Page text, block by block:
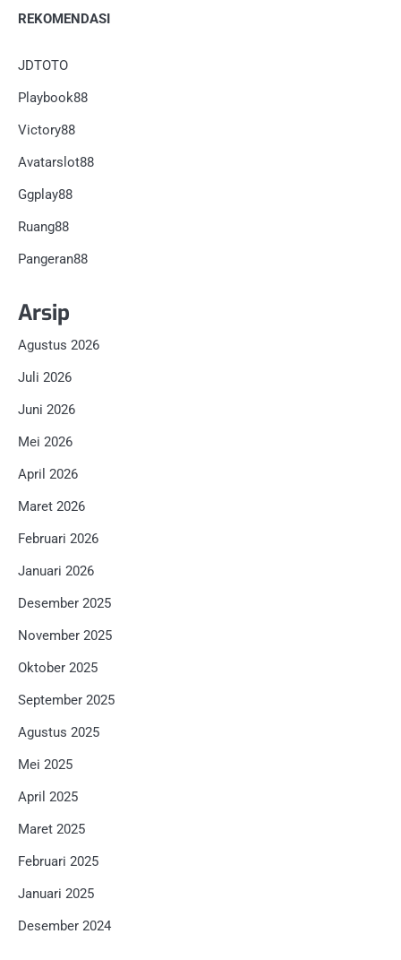
REKOMENDASI
JDTOTO
Playbook88
Victory88
Avatarslot88
Ggplay88
Ruang88
Pangeran88
Arsip
Agustus 2026
Juli 2026
Juni 2026
Mei 2026
April 2026
Maret 2026
Februari 2026
Januari 2026
Desember 2025
November 2025
Oktober 2025
September 2025
Agustus 2025
Mei 2025
April 2025
Maret 2025
Februari 2025
Januari 2025
Desember 2024